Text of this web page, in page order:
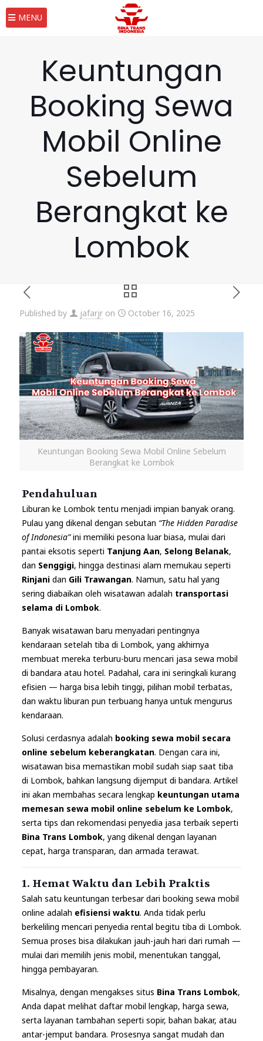
MENU
Keuntungan
Booking Sewa
Mobil Online
Sebelum
Berangkat ke
Lombok
Published by jafarjr on October 16, 2025
Keuntungan Booking Sewa Mobil Online Sebelum
Berangkat ke Lombok
Pendahuluan
Liburan ke Lombok tentu menjadi impian banyak orang.
Pulau yang dikenal dengan sebutan “The Hidden Paradise
of Indonesia”ini memiliki pesona luar biasa, mulai dari
pantai eksotis seperti Tanjung Aan, Selong Belanak,
dan Senggigi, hingga destinasi alam memukau seperti
Rinjanidan Gili Trawangan. Namun, satu hal yang
sering diabaikan oleh wisatawan adalah transportasi
selama di Lombok.
Banyak wisatawan baru menyadari pentingnya
kendaraan setelah tiba di Lombok, yang akhirnya
membuat mereka terburu-buru mencari jasa sewa mobil
di bandara atau hotel. Padahal, cara ini seringkali kurang
efisien — harga bisa lebih tinggi, pilihan mobil terbatas,
dan waktu liburan pun terbuang hanya untuk mengurus
kendaraan.
Solusi cerdasnya adalah booking sewa mobil secara
online sebelum keberangkatan. Dengan cara ini,
wisatawan bisa memastikan mobil sudah siap saat tiba
di Lombok, bahkan langsung dijemput di bandara. Artikel
ini akan membahas secara lengkap keuntungan utama
memesan sewa mobil online sebelum ke Lombok,
serta tips dan rekomendasi penyedia jasa terbaik seperti
Bina Trans Lombok, yang dikenal dengan layanan
cepat, harga transparan, dan armada terawat.
1. Hemat Waktu dan Lebih Praktis
Salah satu keuntungan terbesar dari booking sewa mobil
online adalah efisiensi waktu. Anda tidak perlu
berkeliling mencari penyedia rental begitu tiba di Lombok.
Semua proses bisa dilakukan jauh-jauh hari dari rumah —
mulai dari memilih jenis mobil, menentukan tanggal,
hingga pembayaran.
Misalnya, dengan mengakses situs Bina Trans Lombok,
Anda dapat melihat daftar mobil lengkap, harga sewa,
serta layanan tambahan seperti sopir, bahan bakar, atau
antar-jemput bandara. Prosesnya sangat mudah dan